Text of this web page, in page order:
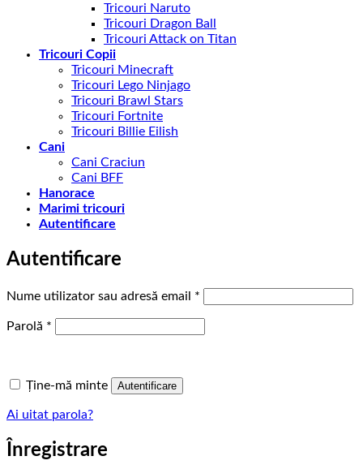
Tricouri Naruto
Tricouri Dragon Ball
Tricouri Attack on Titan
Tricouri Copii
Tricouri Minecraft
Tricouri Lego Ninjago
Tricouri Brawl Stars
Tricouri Fortnite
Tricouri Billie Eilish
Cani
Cani Craciun
Cani BFF
Hanorace
Marimi tricouri
Autentificare
Autentificare
Nume utilizator sau adresă email *
Parolă *
Ține-mă minte Autentificare
Ai uitat parola?
Înregistrare